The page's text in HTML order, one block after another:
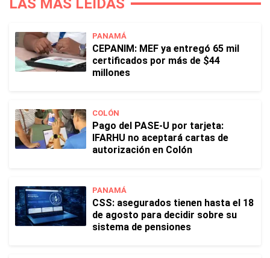
LAS MÁS LEÍDAS
PANAMÁ
CEPANIM: MEF ya entregó 65 mil
certificados por más de $44
millones
COLÓN
Pago del PASE-U por tarjeta:
IFARHU no aceptará cartas de
autorización en Colón
PANAMÁ
CSS: asegurados tienen hasta el 18
de agosto para decidir sobre su
sistema de pensiones